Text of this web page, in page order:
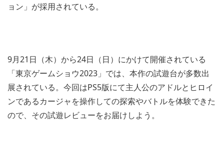
ョン」が採用されている。
9月21日（木）から24日（日）にかけて開催されている
「東京ゲームショウ2023」では、本作の試遊台が多数出
展されている。今回はPS5版にて主人公のアドルとヒロイ
ンであるカージャを操作しての探索やバトルを体験できた
ので、その試遊レビューをお届けしよう。